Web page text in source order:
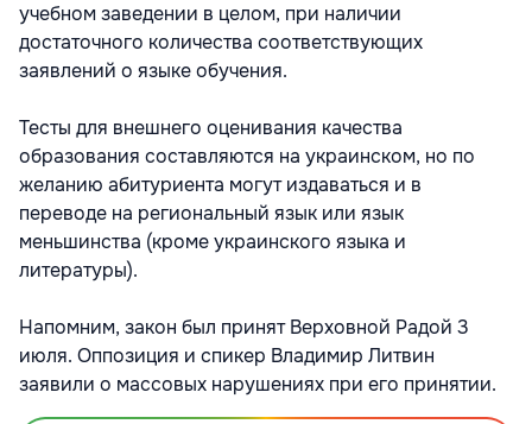
учебном заведении в целом, при наличии
достаточного количества соответствующих
заявлений о языке обучения.
Тесты для внешнего оценивания качества
образования составляются на украинском, но по
желанию абитуриента могут издаваться и в
переводе на региональный язык или язык
меньшинства (кроме украинского языка и
литературы).
Напомним, закон был принят Верховной Радой 3
июля. Оппозиция и спикер Владимир Литвин
заявили о массовых нарушениях при его принятии.